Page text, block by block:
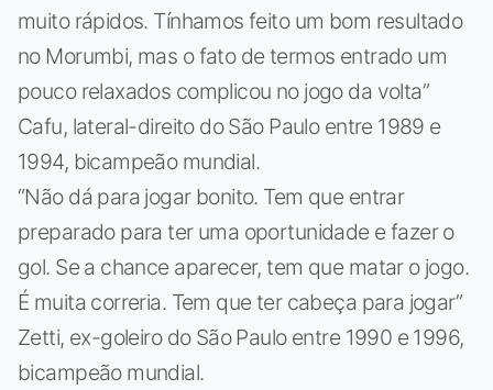
muito rápidos. Tínhamos feito um bom resultado
no Morumbi, mas o fato de termos entrado um
pouco relaxados complicou no jogo da volta”
Cafu, lateral-direito do São Paulo entre 1989 e
1994, bicampeão mundial.
“Não dá para jogar bonito. Tem que entrar
preparado para ter uma oportunidade e fazer o
gol. Se a chance aparecer, tem que matar o jogo.
É muita correria. Tem que ter cabeça para jogar”
Zetti, ex-goleiro do São Paulo entre 1990 e 1996,
bicampeão mundial.